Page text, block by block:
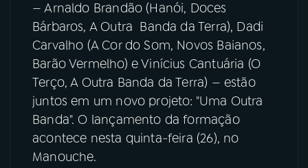
07ÚLTIMAS
08FESTIVAL DE MÚSICA
ACOMPANHE A RÁDIO NACIONAL
YouTube Facebook
— Arnaldo Brandão (Hanói, Doces
Bárbaros, A Outra Banda da Terra), Dadi
Carvalho (A Cor do Som, Novos Baianos,
Barão Vermelho) e Vinícius Cantuária (O
Terço, A Outra Banda da Terra) — estão
juntos em um novo projeto: "Uma Outra
Banda". O lançamento da formação
acontece nesta quinta-feira (26), no
Manouche.